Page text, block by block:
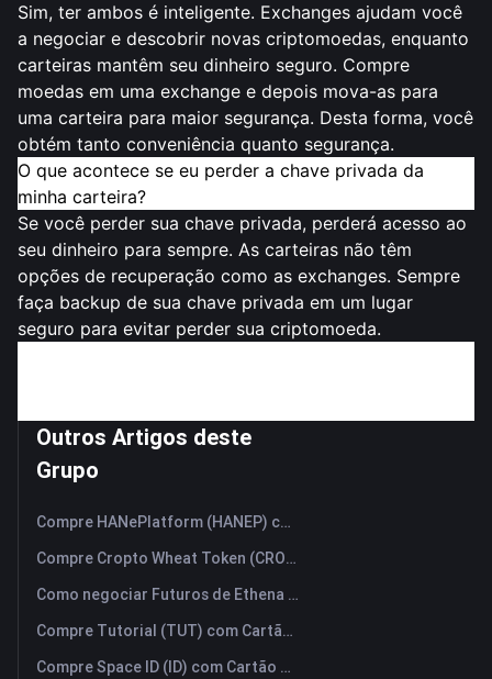
Sim, ter ambos é inteligente. Exchanges ajudam você
a negociar e descobrir novas criptomoedas, enquanto
carteiras mantêm seu dinheiro seguro. Compre
moedas em uma exchange e depois mova-as para
uma carteira para maior segurança. Desta forma, você
obtém tanto conveniência quanto segurança.
O que acontece se eu perder a chave privada da
minha carteira?
Se você perder sua chave privada, perderá acesso ao
seu dinheiro para sempre. As carteiras não têm
opções de recuperação como as exchanges. Sempre
faça backup de sua chave privada em um lugar
seguro para evitar perder sua criptomoeda.
Outros Artigos deste
Grupo
Compre HANePlatform (HANEP) com Cartão de Crédito ou Débito Instantaneamente
Compre Cropto Wheat Token (CROW) com Cartão de Crédito ou Débito Instantaneamente
Como negociar Futuros de Ethena (ENA): Um Guia Compreensivo para Iniciantes
Compre Tutorial (TUT) com Cartão de Crédito ou Débito Instantaneamente
Compre Space ID (ID) com Cartão de Crédito ou Débito Instantaneamente